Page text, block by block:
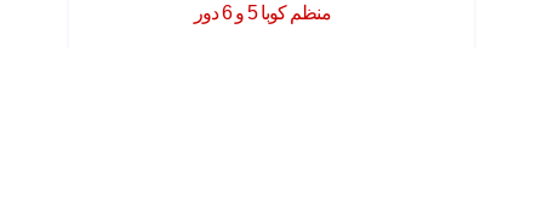
منظم كوبا 5 و 6 دور